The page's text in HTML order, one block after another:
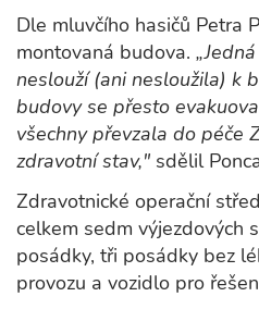
Dle mluvčího hasičů Petra
montovaná budova.
neslouží (ani nesloužila) k
budovy se přesto
všechny převzala do péče
zdravotní stav," sdělil
Zdravotnické operační
celkem sedm výjezdových
posádky, tři posádky bez
provozu a vozidlo pro